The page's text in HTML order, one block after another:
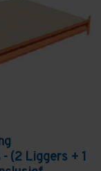
(2 Liggers + 1